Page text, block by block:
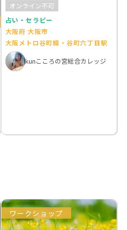
オンライン不可
占い・セラピー
大阪府 大阪市
大阪メトロ谷町線・谷町六丁目駅
kunこころの宮総合カレッジ
ワークショップ